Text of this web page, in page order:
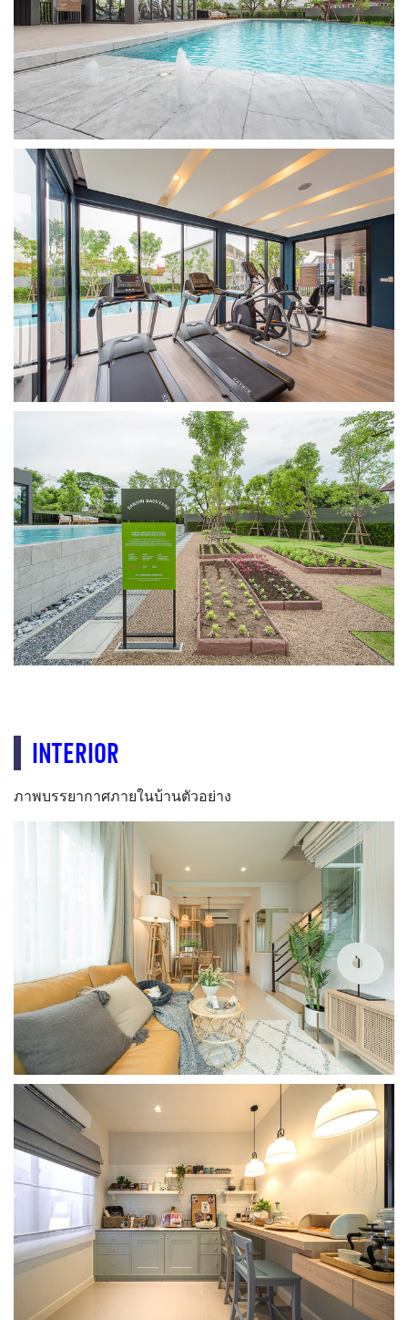
INTERIOR
ภาพบรรยากาศภายในบ้านตัวอย่าง